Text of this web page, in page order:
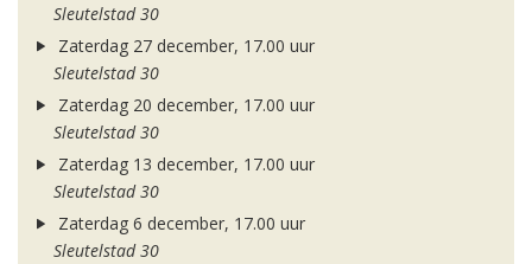
Sleutelstad 30
Zaterdag 27 december, 17.00 uur
Sleutelstad 30
Zaterdag 20 december, 17.00 uur
Sleutelstad 30
Zaterdag 13 december, 17.00 uur
Sleutelstad 30
Zaterdag 6 december, 17.00 uur
Sleutelstad 30